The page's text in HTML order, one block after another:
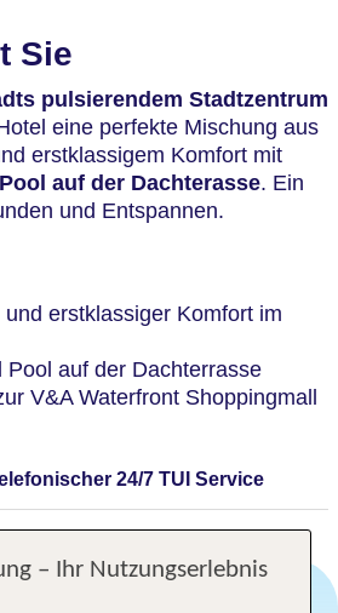
Sie
pulsierendem Stadtzentrum
eine perfekte Mischung aus
erstklassigem Komfort mit
auf der Dachterasse. Ein
und Entspannen.
erstklassiger Komfort im
Pool auf der Dachterrasse
V&A Waterfront Shoppingmall
24/7 TUI Service
– Ihr Nutzungserlebnis